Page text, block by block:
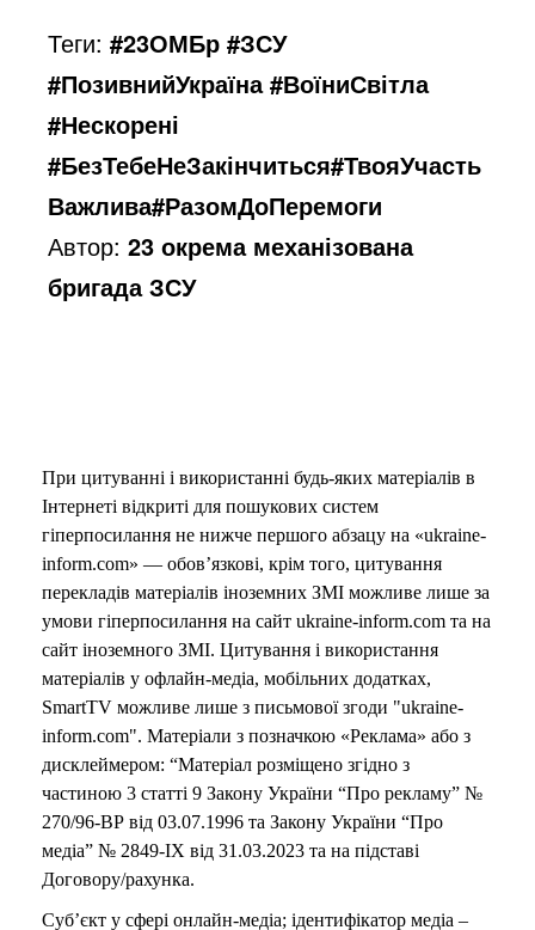
Теги:#23ОМБр #ЗСУ
#ПозивнийУкраїна #ВоїниСвітла
#Нескорені
#БезТебеНеЗакінчиться#ТвояУчасть
Важлива#РазомДоПеремоги
Автор:23 окрема механізована
бригада ЗСУ
При цитуванні і використанні будь-яких матеріалів в
Інтернеті відкриті для пошукових систем
гіперпосилання не нижче першого абзацу на «ukraine-
inform.com» — обов’язкові, крім того, цитування
перекладів матеріалів іноземних ЗМІ можливе лише за
умови гіперпосилання на сайт ukraine-inform.com та на
сайт іноземного ЗМІ. Цитування і використання
матеріалів у офлайн-медіа, мобільних додатках,
SmartTV можливе лише з письмової згоди "ukraine-
inform.com". Матеріали з позначкою «Реклама» або з
дисклеймером: “Матеріал розміщено згідно з
частиною 3 статті 9 Закону України “Про рекламу” №
270/96-ВР від 03.07.1996 та Закону України “Про
медіа” № 2849-IX від 31.03.2023 та на підставі
Договору/рахунка.
Суб’єкт у сфері онлайн-медіа; ідентифікатор медіа –